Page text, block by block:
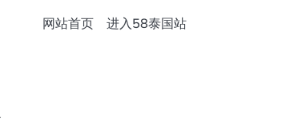
网站首页 进入58泰国站